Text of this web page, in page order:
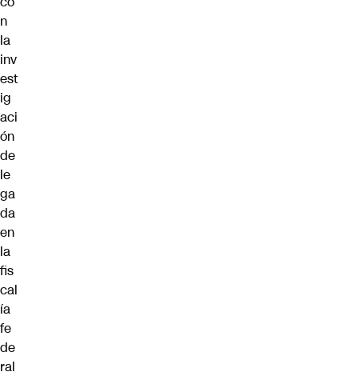
n
la
inv
est
ig
aci
ón
de
le
ga
da
en
la
fis
cal
ía
fe
de
ral